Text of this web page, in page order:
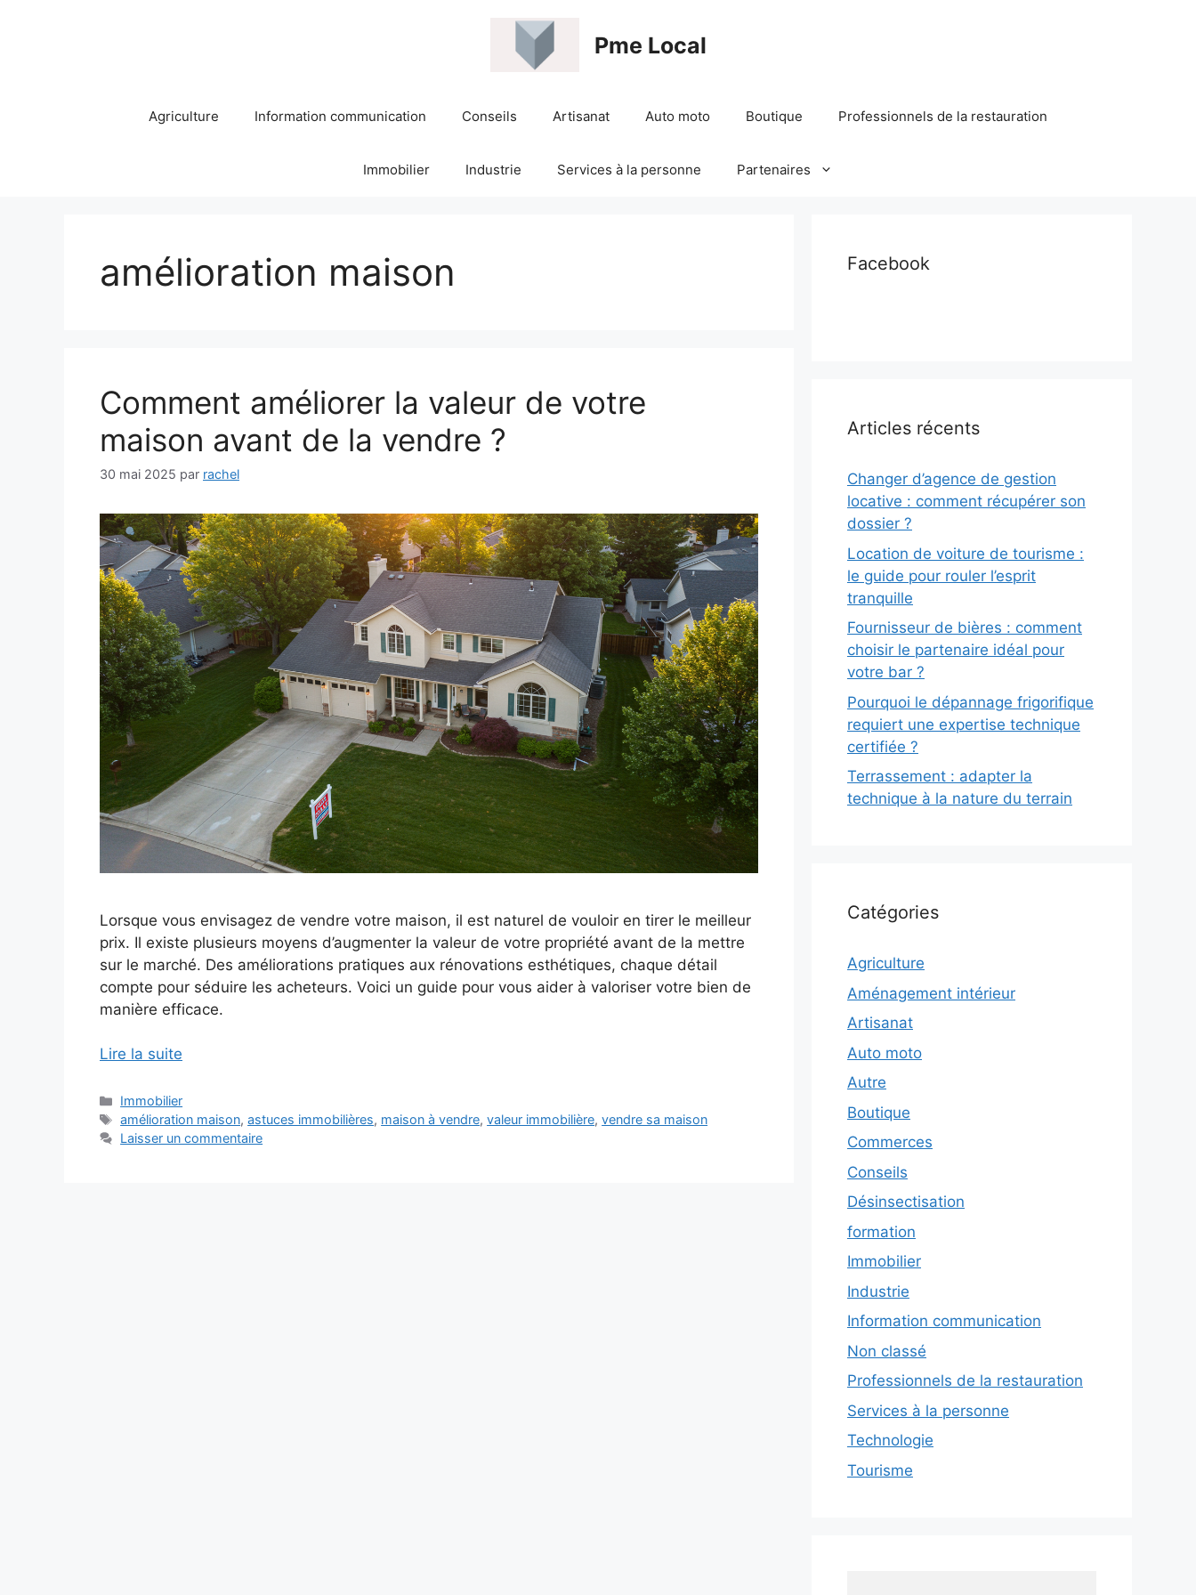
Pme Local
Agriculture Information communication Conseils Artisanat Auto moto Boutique Professionnels de la restauration
Immobilier Industrie Services à la personne Partenaires
amélioration maison
Comment améliorer la valeur de votre
maison avant de la vendre ?
30 mai 2025 par rachel
Lorsque vous envisagez de vendre votre maison, il est naturel de vouloir en tirer le meilleur
prix. Il existe plusieurs moyens d’augmenter la valeur de votre propriété avant de la mettre
sur le marché. Des améliorations pratiques aux rénovations esthétiques, chaque détail
compte pour séduire les acheteurs. Voici un guide pour vous aider à valoriser votre bien de
manière efficace.
Lire la suite
Catégories
Immobilier
Étiquettes
amélioration maison,astuces immobilières, maison à vendre,valeur immobilière,vendre sa maison
Laisser un commentaire
Facebook
Articles récents
Changer d’agence de gestion
locative : comment récupérer son
dossier ?
Location de voiture de tourisme :
le guide pour rouler l’esprit
tranquille
Fournisseur de bières : comment
choisir le partenaire idéal pour
votre bar ?
Pourquoi le dépannage frigorifique
requiert une expertise technique
certifiée ?
Terrassement : adapter la
technique à la nature du terrain
Catégories
Agriculture
Aménagement intérieur
Artisanat
Auto moto
Autre
Boutique
Commerces
Conseils
Désinsectisation
formation
Immobilier
Industrie
Information communication
Non classé
Professionnels de la restauration
Services à la personne
Technologie
Tourisme